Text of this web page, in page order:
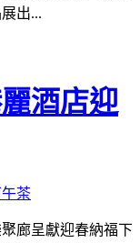
出...
酒店迎
廊呈獻迎春納福下